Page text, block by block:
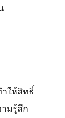
ำให้สิทธิ์
มรู้สึก